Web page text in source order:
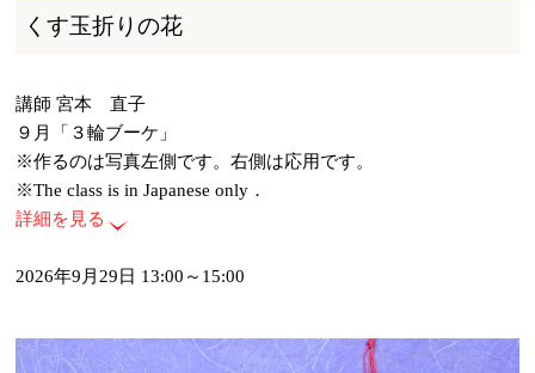
くす玉折りの花
講師 宮本 直子
９月「３輪ブーケ」
※作るのは写真左側です。右側は応用です。
※The class is in Japanese only．
詳細を見る
2026年9月29日 13:00～15:00